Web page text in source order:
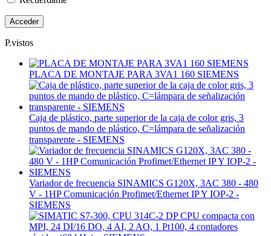
P.vistos
PLACA DE MONTAJE PARA 3VA1 160 SIEMENS
Caja de plástico, parte superior de la caja de color gris, 3
puntos de mando de plástico, C=lámpara de señalización
transparente - SIEMENS
Variador de frecuencia SINAMICS G120X, 3AC 380 - 480
V - 1HP Comunicación Profimet/Ethernet IP Y IOP-2 -
SIEMENS